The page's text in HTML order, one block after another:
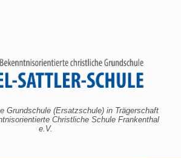
Grundschule (Ersatzschule) in Trägerschaft
Christliche Schule Frankenthal
e.V.